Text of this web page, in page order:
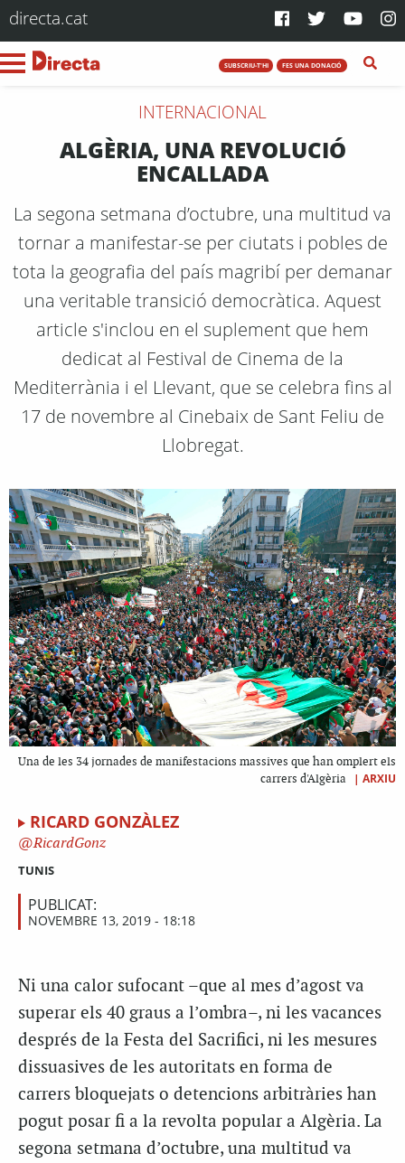
directa.cat
SUBSCRIU-T'HI FES UNA DONACIÓ
INTERNACIONAL
ALGÈRIA, UNA REVOLUCIÓ
ENCALLADA
La segona setmana d’octubre, una multitud va
tornar a manifestar-se per ciutats i pobles de
tota la geografia del país magribí per demanar
una veritable transició democràtica. Aquest
article s'inclou en el suplement que hem
dedicat al Festival de Cinema de la
Mediterrània i el Llevant, que se celebra fins al
17 de novembre al Cinebaix de Sant Feliu de
Llobregat.
Una de les 34 jornades de manifestacions massives que han omplert els
carrers d'Algèria
| ARXIU
RICARD GONZÀLEZ
RicardGonz
TUNIS
PUBLICAT:
NOVEMBRE 13, 2019 - 18:18
Ni una calor sufocant –que al mes d’agost va
superar els 40 graus a l’ombra–, ni les vacances
després de la Festa del Sacrifici, ni les mesures
dissuasives de les autoritats en forma de
carrers bloquejats o detencions arbitràries han
pogut posar fi a la revolta popular a Algèria. La
segona setmana d’octubre, una multitud va